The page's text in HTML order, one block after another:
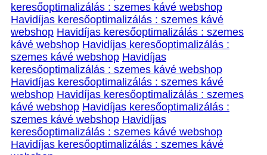
keresőoptimalizálás : szemes kávé webshop
Havidíjas keresőoptimalizálás : szemes kávé
webshop Havidíjas keresőoptimalizálás : szemes
kávé webshop Havidíjas keresőoptimalizálás :
szemes kávé webshop Havidíjas
keresőoptimalizálás : szemes kávé webshop
Havidíjas keresőoptimalizálás : szemes kávé
webshop Havidíjas keresőoptimalizálás : szemes
kávé webshop Havidíjas keresőoptimalizálás :
szemes kávé webshop Havidíjas
keresőoptimalizálás : szemes kávé webshop
Havidíjas keresőoptimalizálás : szemes kávé